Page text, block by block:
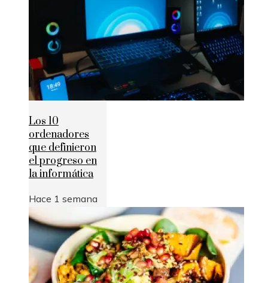
Los 10
ordenadores
que definieron
el progreso en
la informática
Hace 1 semana